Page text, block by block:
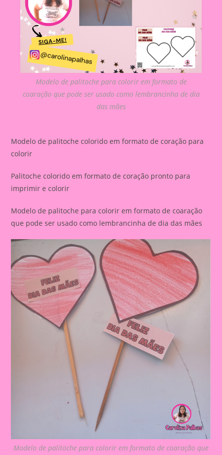
Modelo de palitoche para colorir em formato de
coaração que pode ser usado como lembrancinha de dia
das mães
Modelo de palitoche colorido em formato de coração para
colorir
Palitoche colorido em formato de coração pronto para
imprimir e colorir
Modelo de palitoche para colorir em formato de coaração
que pode ser usado como lembrancinha de dia das mães
Modelo de palitoche para colorir em formato de coaração que